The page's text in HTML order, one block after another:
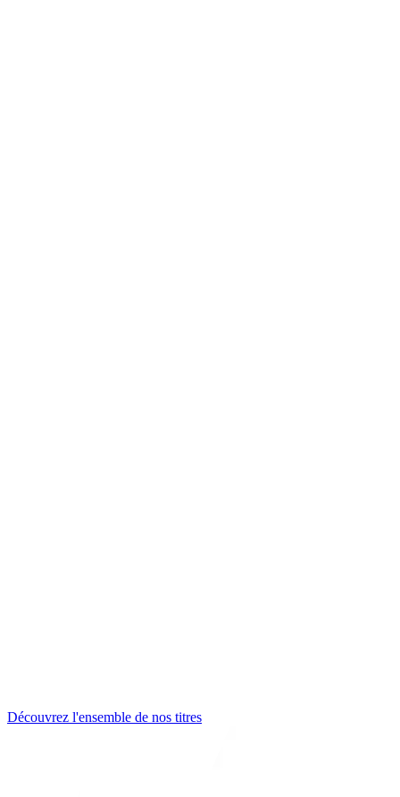
Découvrez l'ensemble de nos titres